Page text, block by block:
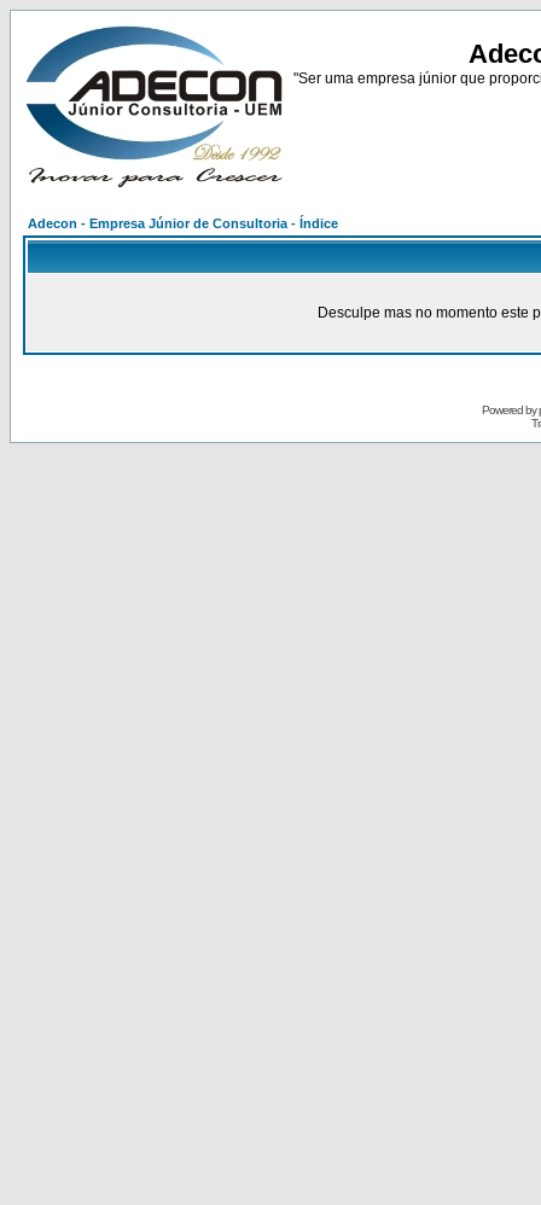
"Ser uma empresa júnior que
Adecon - Empresa Júnior de Consultoria - Índice
Desculpe mas no momento este
Powered by